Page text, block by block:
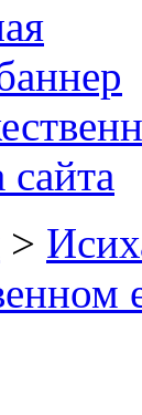
сайта
>